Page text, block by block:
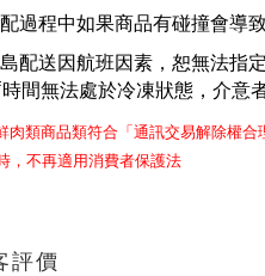
過程中如果商品有碰撞會導
配送因航班因素，恕無法指
間無法處於冷凍狀態，介意
肉類商品類符合「通訊交易解除權
，不再適用消費者保護法
評價